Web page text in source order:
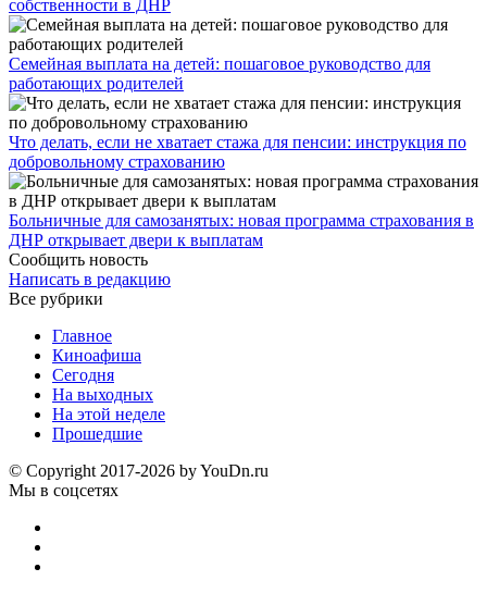
собственности в ДНР
Семейная выплата на детей: пошаговое руководство для
работающих родителей
Что делать, если не хватает стажа для пенсии: инструкция по
добровольному страхованию
Больничные для самозанятых: новая программа страхования в
ДНР открывает двери к выплатам
Сообщить новость
Написать в редакцию
Все рубрики
Главное
Киноафиша
Сегодня
На выходных
На этой неделе
Прошедшие
© Copyright 2017-2026 by YouDn.ru
Мы в соцсетях